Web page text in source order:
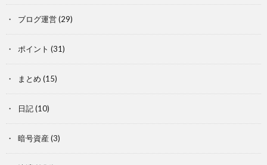
ブログ運営(29)
ポイント (31)
まとめ (15)
日記(10)
暗号資産 (3)